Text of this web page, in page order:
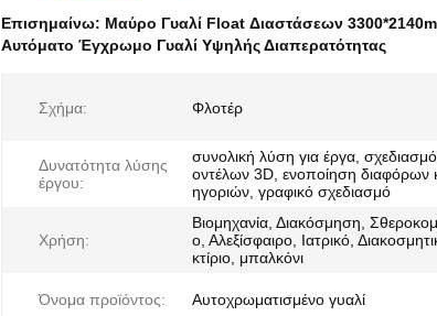
Επισημαίνω: Μαύρο Γυαλί Float Διαστάσεων
Αυτόματο Έγχρωμο Γυαλί Υψηλής Διαπερατότητας
Σχήμα: Φλοτέρ
Δυνατότητα λύσης
έργου:
συνολική λύση για έργα,
οντέλων 3D, ενοποίηση διαφόρων
ηγοριών, γραφικό σχεδιασμό
Χρήση:
Βιομηχανία, Διακόσμηση,
ο, Αλεξίσφαιρο, Ιατρικό,
κτίριο, μπαλκόνι
Όνομα προϊόντος: Αυτοχρωματισμένο γυαλί